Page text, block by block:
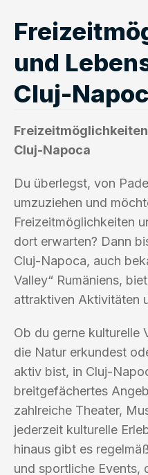
und
Cluj-
Cluj-Napoca
Du überlegst, von
umzuziehen und
Freizeitmöglichkeiten
dort erwarten? Dann
Cluj-Napoca, auch
Valley“ Rumäniens,
attraktiven Aktivitäten
Ob du gerne kulturelle
die Natur erkundest
aktiv bist, in Cluj-
breitgefächertes
zahlreiche Theater,
jederzeit kulturelle
hinaus gibt es
und sportliche Events,